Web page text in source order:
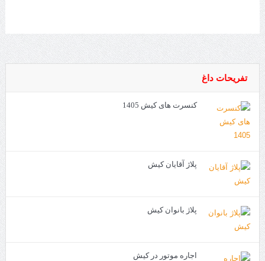
تفریحات داغ
کنسرت های کیش 1405
پلاژ آقایان کیش
پلاژ بانوان کیش
اجاره موتور در کیش